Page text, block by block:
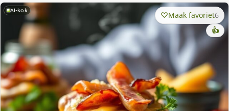
AI-kok Maak favoriet6
👍